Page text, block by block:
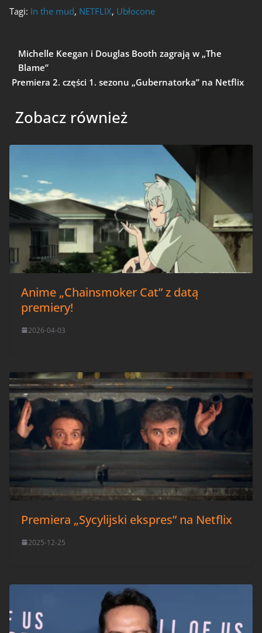
Tagi: In the mud, NETFLIX, Ubłocone
Michelle Keegan i Douglas Booth zagrają w „The
Blame”
Premiera 2. części 1. sezonu „Gubernatorka” na Netflix
Zobacz również
Anime „Chainsmoker Cat” z datą
premiery!
2026-04-03
Premiera „Sycylijski ekspres” na Netflix
2025-12-25